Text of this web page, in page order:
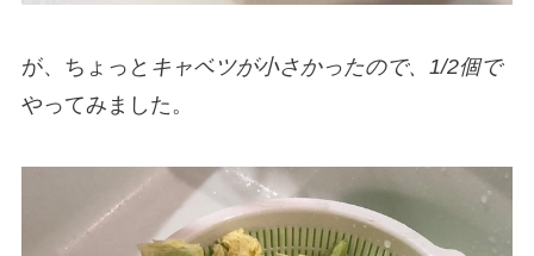
が、ちょっと キャベツが小さかったので、1/2個で
やってみました。